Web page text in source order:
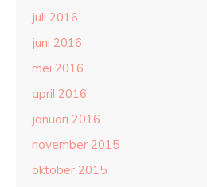
juli 2016
juni 2016
mei 2016
april 2016
januari 2016
november 2015
oktober 2015